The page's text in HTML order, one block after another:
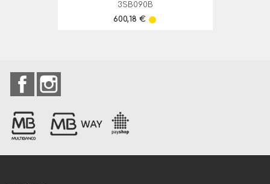
3SB090B
Preço
600,18 € lens
Facebook